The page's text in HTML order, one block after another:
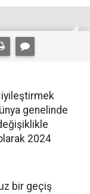
genelinde
2024
bir geçiş